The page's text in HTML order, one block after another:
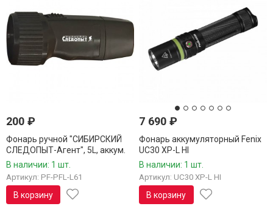
200 ₽
Фонарь ручной "СИБИРСКИЙ
СЛЕДОПЫТ-Агент", 5L, аккум.
220 В PF-PFL-L61
В наличии: 1 шт.
Артикул: PF-PFL-L61
В корзину
7 690₽
Фонарь аккумуляторный Fenix
UC30 XP-L HI
В наличии: 1 шт.
Артикул: UC30 XP-L HI
В корзину